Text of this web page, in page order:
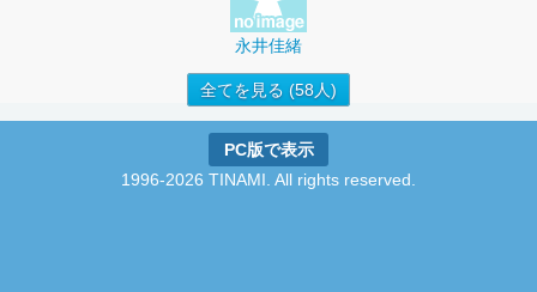
永井佳緒
全てを見る (58人)
PC版で表示
1996-2026 TINAMI. All rights reserved.